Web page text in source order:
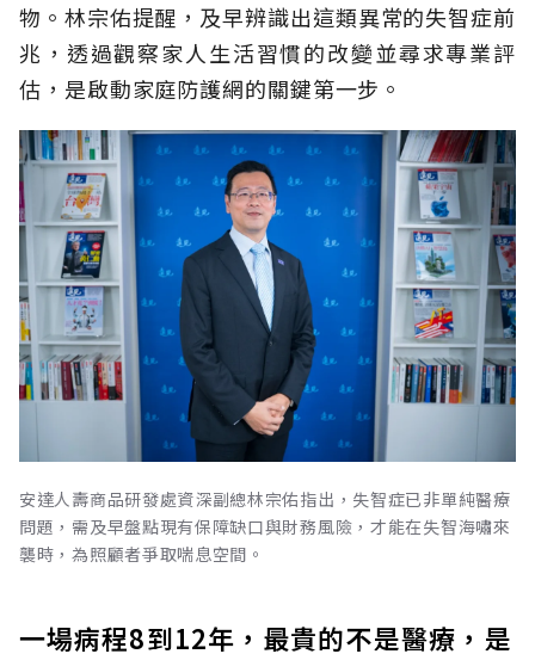
物。林宗佑提醒，及早辨識出這類異常的失智症前
兆，透過觀察家人生活習慣的改變並尋求專業評
估，是啟動家庭防護網的關鍵第一步。
安達人壽商品研發處資深副總林宗佑指出，失智症已非單純醫療
問題，需及早盤點現有保障缺口與財務風險，才能在失智海嘯來
襲時，為照顧者爭取喘息空間。
一場病程8到12年，最貴的不是醫療，是